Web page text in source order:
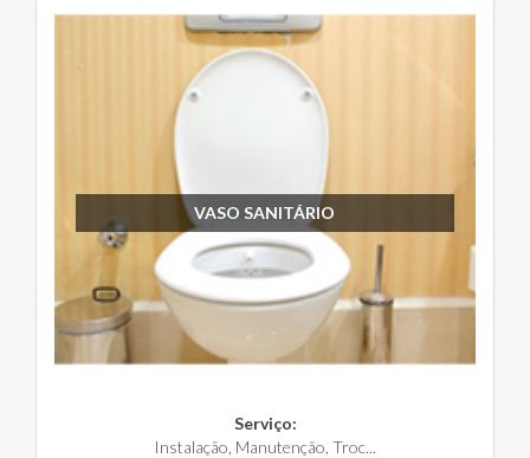
VASO SANITÁRIO
Serviço:
Instalação, Manutenção, Troc...